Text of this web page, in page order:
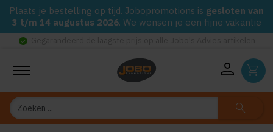
Plaats je bestelling op tijd. Jobopromotions is gesloten van
3 t/m 14 augustus 2026. We wensen je een fijne vakantie
check_circle
person shopping_cart
Zoeken search